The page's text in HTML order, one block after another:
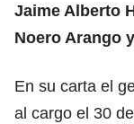
Jaime Alberto
Noero Arango
En su carta el
al cargo el 30